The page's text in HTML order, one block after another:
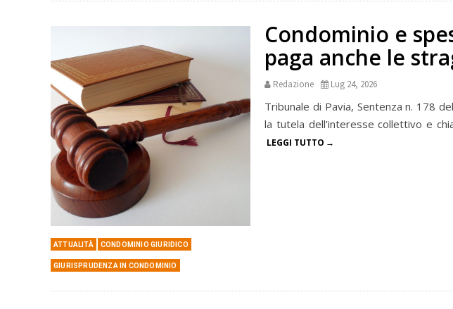
ATTUALITÀ CONDOMINIO GIURIDICO
GIURISPRUDENZA IN CONDOMINIO
Condominio e
paga anche le
Redazione Lug 24, 2026
Tribunale di Pavia, Sentenza n. 178
la tutela dell’interesse collettivo e
LEGGI TUTTO